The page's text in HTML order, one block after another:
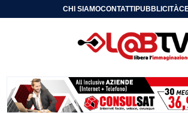
CHI SIAMOCONTATTIPUBBLICITÀ